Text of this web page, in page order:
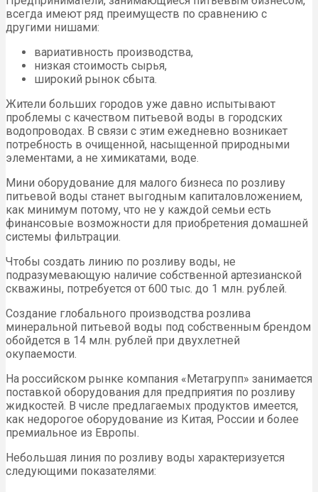
всегда имеют ряд преимуществ по сравнению с
другими нишами:
вариативность производства,
низкая стоимость сырья,
широкий рынок сбыта.
Жители больших городов уже давно испытывают
проблемы с качеством питьевой воды в городских
водопроводах. В связи с этим ежедневно возникает
потребность в очищенной, насыщенной природными
элементами, а не химикатами, воде.
Мини оборудование для малого бизнеса по розливу
питьевой воды станет выгодным капиталовложением,
как минимум потому, что не у каждой семьи есть
финансовые возможности для приобретения домашней
системы фильтрации.
Чтобы создать линию по розливу воды, не
подразумевающую наличие собственной артезианской
скважины, потребуется от 600 тыс. до 1 млн. рублей.
Создание глобального производства розлива
минеральной питьевой воды под собственным брендом
обойдется в 14 млн. рублей при двухлетней
окупаемости.
На российском рынке компания «Метагрупп» занимается
поставкой оборудования для предприятия по розливу
жидкостей. В числе предлагаемых продуктов имеется,
как недорогое оборудование из Китая, России и более
премиальное из Европы.
Небольшая линия по розливу воды характеризуется
следующими показателями: